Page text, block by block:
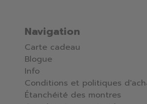
Navigation
Carte cadeau
Blogue
Info
Conditions et politiques
Étanchéité des montres